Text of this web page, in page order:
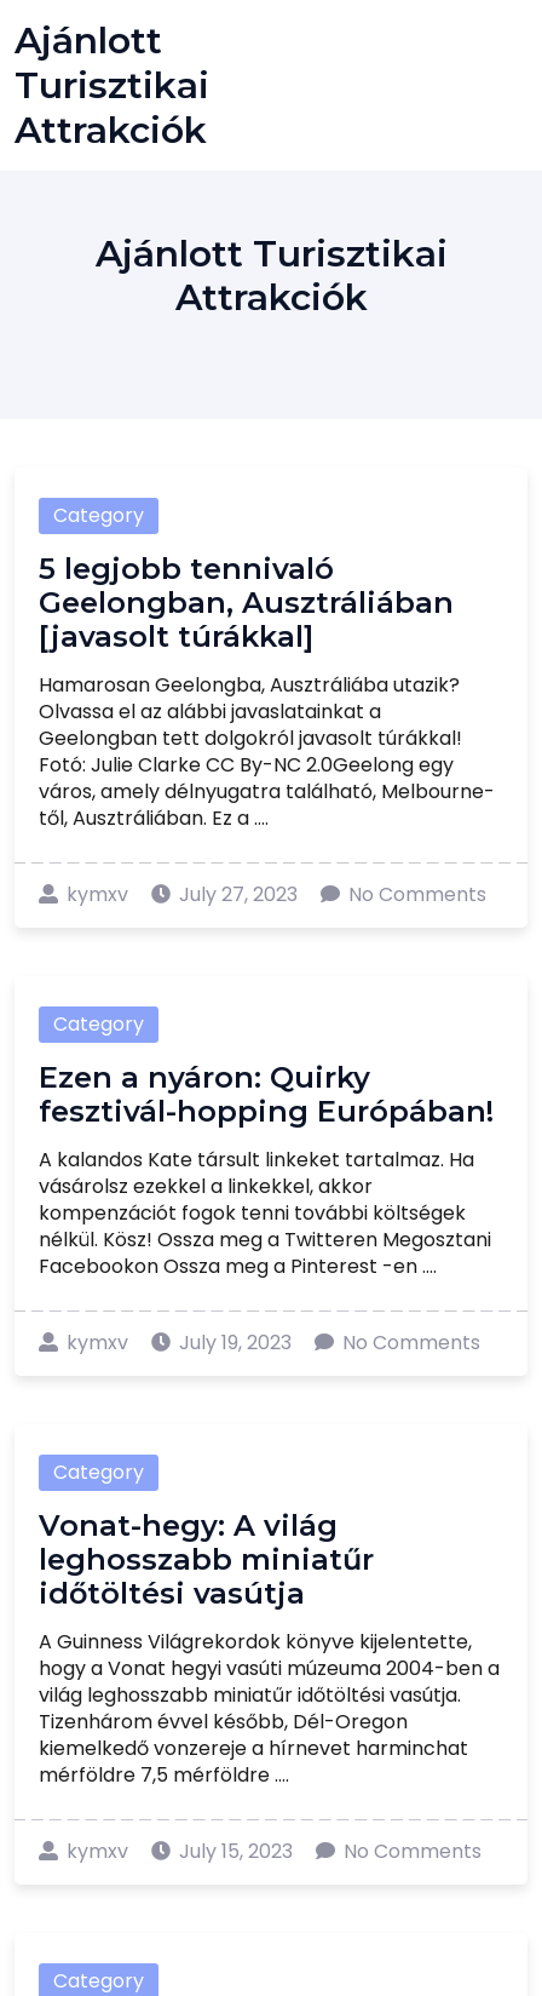
to
content
Ajánlott
Turisztikai
Attrakciók
Ajánlott Turisztikai
Attrakciók
Category
5 legjobb tennivaló
Geelongban, Ausztráliában
[javasolt túrákkal]
Hamarosan Geelongba, Ausztráliába utazik?
Olvassa el az alábbi javaslatainkat a
Geelongban tett dolgokról javasolt túrákkal!
Fotó: Julie Clarke CC By-NC 2.0Geelong egy
város, amely délnyugatra található, Melbourne-
től, Ausztráliában. Ez a ....
kymxv July 27, 2023 No Comments
Category
Ezen a nyáron: Quirky
fesztivál-hopping Európában!
A kalandos Kate társult linkeket tartalmaz. Ha
vásárolsz ezekkel a linkekkel, akkor
kompenzációt fogok tenni további költségek
nélkül. Kösz! Ossza meg a Twitteren Megosztani
Facebookon Ossza meg a Pinterest -en ....
kymxv July 19, 2023 No Comments
Category
Vonat-hegy: A világ
leghosszabb miniatűr
időtöltési vasútja
A Guinness Világrekordok könyve kijelentette,
hogy a Vonat hegyi vasúti múzeuma 2004-ben a
világ leghosszabb miniatűr időtöltési vasútja.
Tizenhárom évvel később, Dél-Oregon
kiemelkedő vonzereje a hírnevet harminchat
mérföldre 7,5 mérföldre ....
kymxv July 15, 2023 No Comments
Category